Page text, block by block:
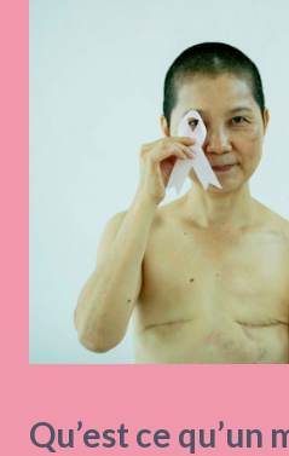
Qu’est ce qu’un